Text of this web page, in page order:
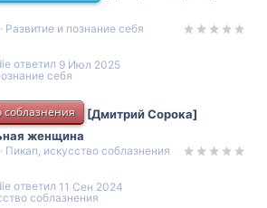
Развитие и познание себя
себя
9 Июл 2025
соблазнения
[Дмитрий Сорока]
женщина
Пикап, искусство соблазнения
соблазнения
11 Сен 2024